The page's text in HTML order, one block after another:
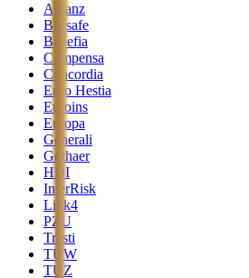
Allianz
Beesafe
Benefia
Compensa
Concordia
Ergo Hestia
Euroins
Europa
Generali
Gothaer
HDI
InterRisk
Link4
PZU
Trasti
TUW
TUZ